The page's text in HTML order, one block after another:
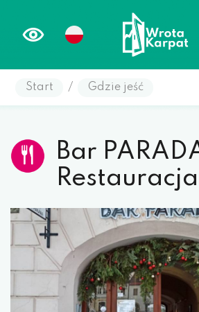
Start / Gdzie jeść
Bar
Restauracja